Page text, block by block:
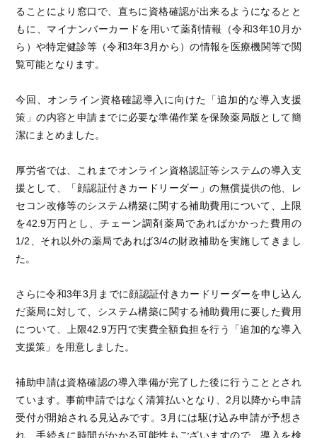
ることにより窓口で、直ちに資格確認が出来るようになるとと
もに、マイナンバーカードを用いて薬剤情報（令和3年10月か
ら）や特定健診等（令和3年3月から）の情報を医療機関等で閲
覧可能となります。
今回、オンライン資格確認導入に向けた「追加的な導入支援
策」の内容と申請までに必要な準備作業を保険薬局版として簡
潔にまとめました。
厚労省では、これまでオンライン資格認証等システムの導入支
援として、「顔認証付きカードリーダー」の無償提供の他、レ
セコン改修等のシステム構築に関する補助費用について、上限
を42.9万円とし、チェーン調剤薬局であればかかった費用の
1/2、それ以外の薬局であれば3/4の財政補助を実施してきまし
た。
さらに令和3年3月までに顔認証付きカードリーダーを申し込ん
だ薬局に対して、システム構築に関する補助費用に要した費用
について、上限42.9万円で実費全額負担を行う「追加的な導入
支援策」を用意しました。
補助申請は資格確認の導入準備が完了した後に行うこととされ
ています。事前申請ではなく清算払いとなり、2月以降から申請
受付が開始される見込みです。3月には駆け込み申請が予想さ
れ、手続きに時間がかかる可能性もございますので、導入を検